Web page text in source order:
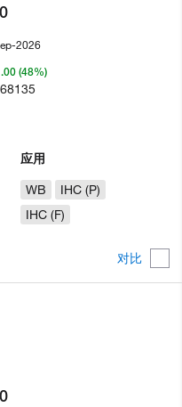
对比
应用
WB
IHC (P)
IHC (F)
2026
(48%)